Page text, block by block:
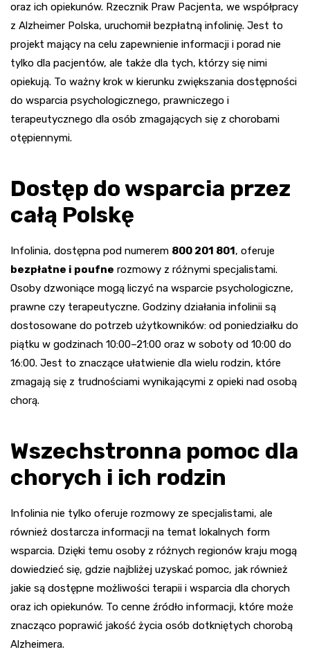
oraz ich opiekunów. Rzecznik Praw Pacjenta, we współpracy
z Alzheimer Polska, uruchomił bezpłatną infolinię. Jest to
projekt mający na celu zapewnienie informacji i porad nie
tylko dla pacjentów, ale także dla tych, którzy się nimi
opiekują. To ważny krok w kierunku zwiększania dostępności
do wsparcia psychologicznego, prawniczego i
terapeutycznego dla osób zmagających się z chorobami
otępiennymi.
Dostęp do wsparcia przez
całą Polskę
Infolinia, dostępna pod numerem 800 201 801, oferuje
bezpłatne i poufne rozmowy z różnymi specjalistami.
Osoby dzwoniące mogą liczyć na wsparcie psychologiczne,
prawne czy terapeutyczne. Godziny działania infolinii są
dostosowane do potrzeb użytkowników: od poniedziałku do
piątku w godzinach 10:00–21:00 oraz w soboty od 10:00 do
16:00. Jest to znaczące ułatwienie dla wielu rodzin, które
zmagają się z trudnościami wynikającymi z opieki nad osobą
chorą.
Wszechstronna pomoc dla
chorych i ich rodzin
Infolinia nie tylko oferuje rozmowy ze specjalistami, ale
również dostarcza informacji na temat lokalnych form
wsparcia. Dzięki temu osoby z różnych regionów kraju mogą
dowiedzieć się, gdzie najbliżej uzyskać pomoc, jak również
jakie są dostępne możliwości terapii i wsparcia dla chorych
oraz ich opiekunów. To cenne źródło informacji, które może
znacząco poprawić jakość życia osób dotkniętych chorobą
Alzheimera.